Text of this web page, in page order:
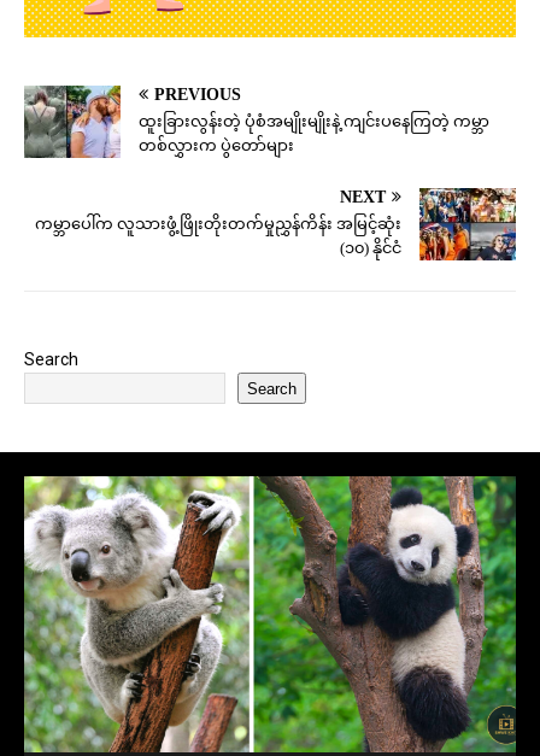
PREVIOUS
ထူးခြားလွန်းတဲ့ ပုံစံအမျိုးမျိုးနဲ့ ကျင်းပနေကြတဲ့ ကမ္ဘာ
တစ်လွှားက ပွဲတော်များ
NEXT
ကမ္ဘာပေါ်က လူသားဖွံ့ဖြိုးတိုးတက်မှုညွှန်ကိန်း အမြင့်ဆုံး
(၁၀) နိုင်ငံ
Search
Search